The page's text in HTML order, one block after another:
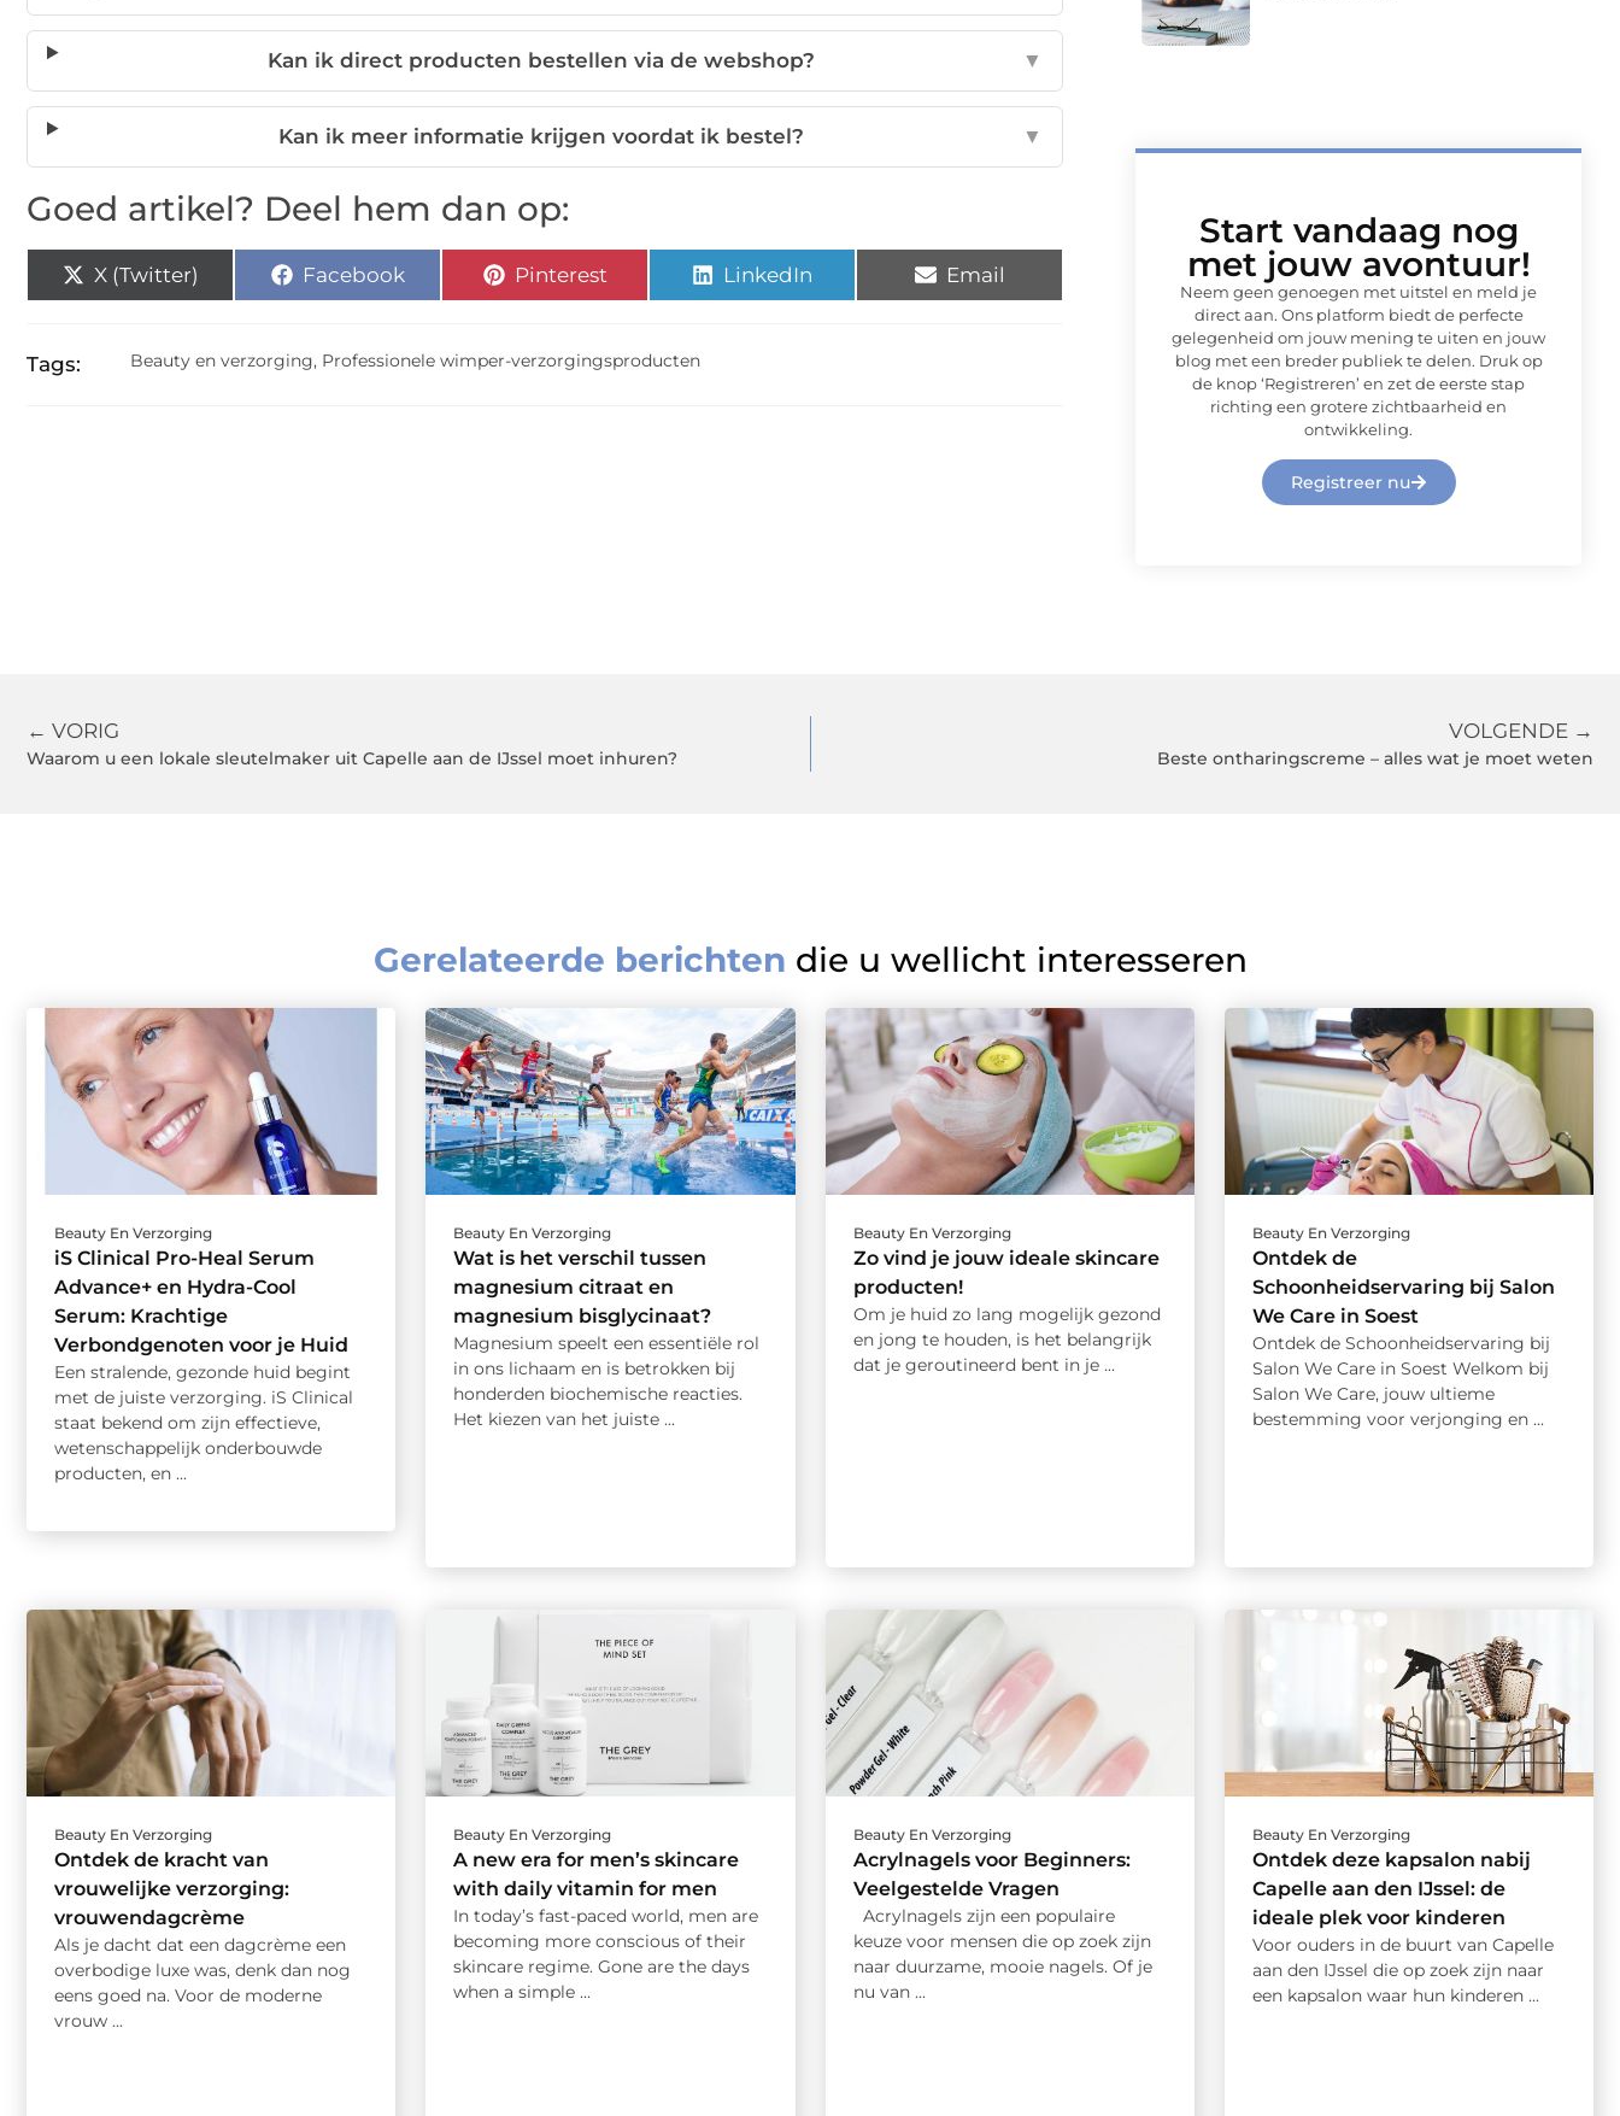
Kan ik direct producten bestellen via de webshop? ▼
Kan ik meer informatie krijgen voordat ik bestel? ▼
Goed artikel? Deel hem dan op:
X (Twitter) Facebook Pinterest LinkedIn Email
Tags: Beauty en verzorging, Professionele wimper-verzorgingsproducten
Start vandaag nog
met jouw avontuur!
Neem geen genoegen met uitstel en meld je
direct aan. Ons platform biedt de perfecte
gelegenheid om jouw mening te uiten en jouw
blog met een breder publiek te delen. Druk op
de knop ‘Registreren’ en zet de eerste stap
richting een grotere zichtbaarheid en
ontwikkeling.
Registreer nu
← VORIG
Waarom u een lokale sleutelmaker uit Capelle aan de IJssel moet inhuren?
VOLGENDE →
Beste ontharingscreme – alles wat je moet weten
Gerelateerde berichten die u wellicht interesseren
Beauty En Verzorging
iS Clinical Pro-Heal Serum
Advance+ en Hydra-Cool
Serum: Krachtige
Verbondgenoten voor je Huid
Een stralende, gezonde huid begint
met de juiste verzorging. iS Clinical
staat bekend om zijn effectieve,
wetenschappelijk onderbouwde
producten, en ...
Beauty En Verzorging
Wat is het verschil tussen
magnesium citraat en
magnesium bisglycinaat?
Magnesium speelt een essentiële rol
in ons lichaam en is betrokken bij
honderden biochemische reacties.
Het kiezen van het juiste ...
Beauty En Verzorging
Zo vind je jouw ideale skincare
producten!
Om je huid zo lang mogelijk gezond
en jong te houden, is het belangrijk
dat je geroutineerd bent in je ...
Beauty En Verzorging
Ontdek de
Schoonheidservaring bij Salon
We Care in Soest
Ontdek de Schoonheidservaring bij
Salon We Care in Soest Welkom bij
Salon We Care, jouw ultieme
bestemming voor verjonging en ...
Beauty En Verzorging
Ontdek de kracht van
vrouwelijke verzorging:
vrouwendagcrème
Als je dacht dat een dagcrème een
overbodige luxe was, denk dan nog
eens goed na. Voor de moderne
vrouw ...
Beauty En Verzorging
A new era for men’s skincare
with daily vitamin for men
In today’s fast-paced world, men are
becoming more conscious of their
skincare regime. Gone are the days
when a simple ...
Beauty En Verzorging
Acrylnagels voor Beginners:
Veelgestelde Vragen
Acrylnagels zijn een populaire
keuze voor mensen die op zoek zijn
naar duurzame, mooie nagels. Of je
nu van ...
Beauty En Verzorging
Ontdek deze kapsalon nabij
Capelle aan den IJssel: de
ideale plek voor kinderen
Voor ouders in de buurt van Capelle
aan den IJssel die op zoek zijn naar
een kapsalon waar hun kinderen ...